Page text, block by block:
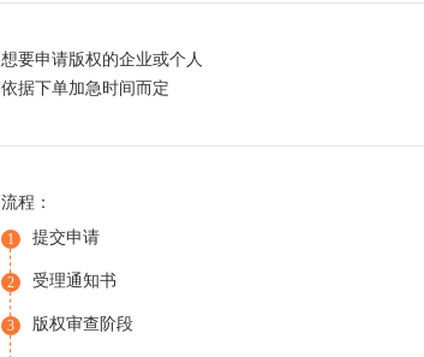
想要申请版权的企业或个人
依据下单加急时间而定
流程：
1 提交申请
2 受理通知书
3 版权审查阶段